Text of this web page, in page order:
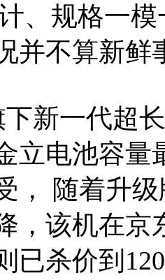
计、规格一
并不算新鲜
新一代超
立电池容量
， 随着升
，该机在京
已杀价到